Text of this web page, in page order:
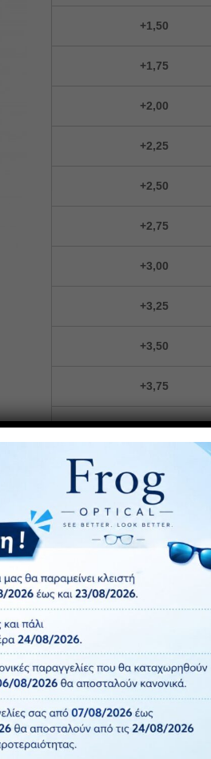
+1,50
+1,75
+2,00
+2,25
+2,50
+2,75
+3,00
+3,25
+3,50
+3,75
+4,00
F277
Κατηγορίες:Ανδρικά Γυαλιά
τους φακούς. Τα γυαλιά